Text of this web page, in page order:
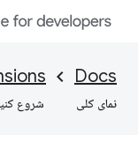
Docs
نمای کلی شروع
ماژول های مشترک
لغو تنظیمات Chrome